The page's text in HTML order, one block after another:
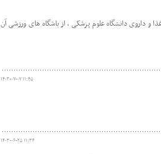
داروی دانشگاه علوم پزشکی ، از باشگاه های ورزشی آن
۱۴۰۳-۰۷-۰۷ ۱۱:۴۵
۱۴۰۳-۰۶-۲۵ ۱۱:۳۴